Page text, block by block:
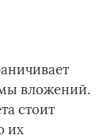
вложений.
стоит
их